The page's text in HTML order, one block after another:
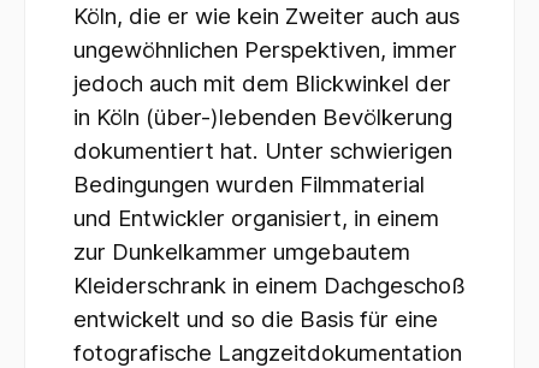
Köln, die er wie kein Zweiter auch aus
ungewöhnlichen Perspektiven, immer
jedoch auch mit dem Blickwinkel der
in Köln (über-)lebenden Bevölkerung
dokumentiert hat. Unter schwierigen
Bedingungen wurden Filmmaterial
und Entwickler organisiert, in einem
zur Dunkelkammer umgebautem
Kleiderschrank in einem Dachgeschoß
entwickelt und so die Basis für eine
fotografische Langzeitdokumentation